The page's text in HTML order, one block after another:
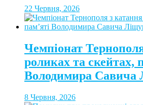
22 Червня, 2026
Чемпіонат
роликах та скейтах,
Володимира Савича
8 Червня, 2026